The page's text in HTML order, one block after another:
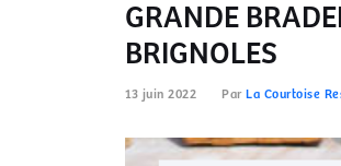
GRANDE
BRIGNOLES
13 juin 2022 Par La Courtoise